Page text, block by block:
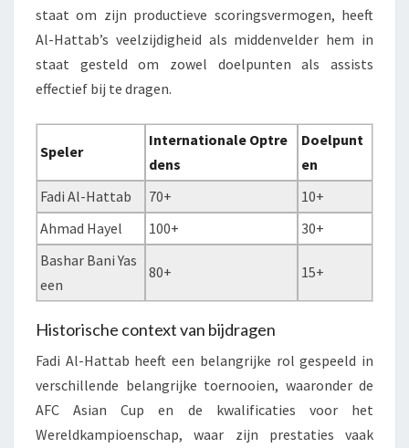
staat om zijn productieve scoringsvermogen, heeft
Al-Hattab’s veelzijdigheid als middenvelder hem in
staat gesteld om zowel doelpunten als assists
effectief bij te dragen.
Speler
Internationale Optre
dens
Doelpunt
en
Fadi Al-Hattab
70+
10+
Ahmad Hayel
100+
30+
Bashar Bani Yas
een
80+ 15+
Historische context van bijdragen
Fadi Al-Hattab heeft een belangrijke rol gespeeld in
verschillende belangrijke toernooien, waaronder de
AFC Asian Cup en de kwalificaties voor het
Wereldkampioenschap, waar zijn prestaties vaak